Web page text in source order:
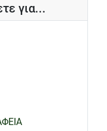
για...